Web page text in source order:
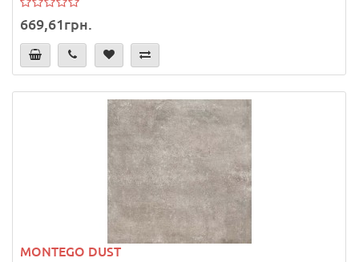
669,61грн.
MONTEGO DUST